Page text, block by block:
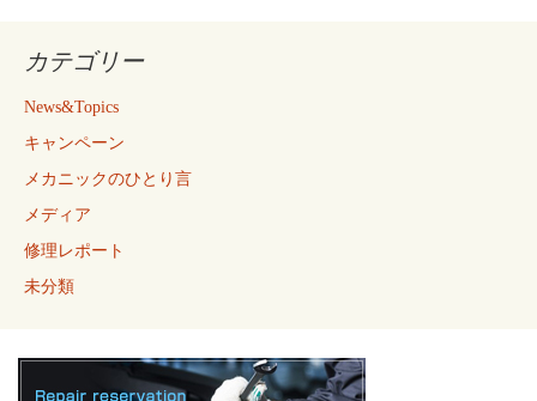
カテゴリー
News&Topics
キャンペーン
メカニックのひとり言
メディア
修理レポート
未分類